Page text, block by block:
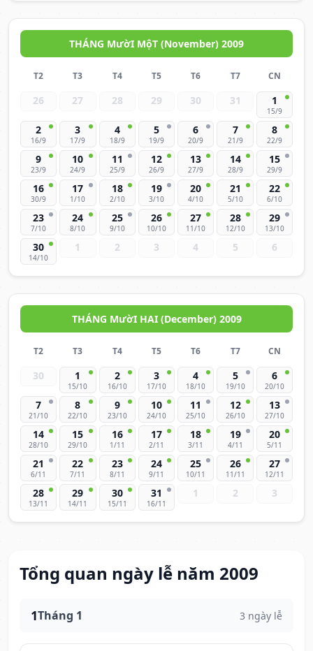
THÁNG MườI MộT (November) 2009
T2 T3 T4 T5 T6 T7 CN
26 27 28 29 30 31 1
15/9
2
16/9
3
17/9
4
18/9
5
19/9
6
20/9
7
21/9
8
22/9
9
23/9
10
24/9
11
25/9
12
26/9
13
27/9
14
28/9
15
29/9
16
30/9
17
1/10
18
2/10
19
3/10
20
4/10
21
5/10
22
6/10
23
7/10
24
8/10
25
9/10
26
10/10
27
11/10
28
12/10
29
13/10
30
14/10
1 2 3 4 5 6
THÁNG MườI HAI (December) 2009
T2 T3 T4 T5 T6 T7 CN
30 1
15/10
2
16/10
3
17/10
4
18/10
5
19/10
6
20/10
7
21/10
8
22/10
9
23/10
10
24/10
11
25/10
12
26/10
13
27/10
14
28/10
15
29/10
16
1/11
17
2/11
18
3/11
19
4/11
20
5/11
21
6/11
22
7/11
23
8/11
24
9/11
25
10/11
26
11/11
27
12/11
28
13/11
29
14/11
30
15/11
31
16/11
1 2 3
Tổng quan ngày lễ năm 2009
1Tháng 1 3 ngày lễ